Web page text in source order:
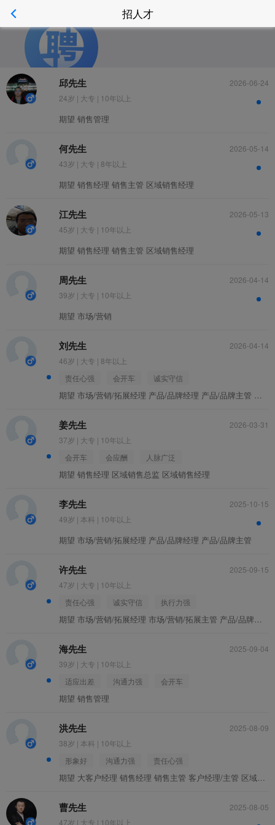
招人才
职位
招聘会
邱先生
2026-06-24
24岁 | 大专 | 10年以上
期望 销售管理
何先生
2026-05-14
43岁 | 大专 | 8年以上
期望 销售经理 销售主管 区域销售经理
江先生
2026-05-13
45岁 | 大专 | 10年以上
期望 销售经理 销售主管 区域销售经理
周先生
2026-04-14
39岁 | 大专 | 10年以上
期望 市场/营销
刘先生
2026-04-14
46岁 | 大专 | 8年以上
责任心强
会开车 诚实守信
期望 市场/营销/拓展经理 产品/品牌经理 产品/品牌主管 促销主管/督导 区域销售经理
姜先生
2026-03-31
37岁 | 大专 | 10年以上
会开车
会应酬 人脉广泛
期望 销售经理 区域销售总监 区域销售经理
李先生
2025-10-15
49岁 | 本科 | 10年以上
期望 市场/营销/拓展经理 产品/品牌经理 产品/品牌主管
许先生
2025-09-15
47岁 | 大专 | 10年以上
责任心强
诚实守信 执行力强
期望 市场/营销/拓展经理 市场/营销/拓展主管 产品/品牌经理 市场通路经理/主管 业务拓展主管/经理
海先生
2025-09-04
39岁 | 大专 | 10年以上
适应出差
沟通力强 会开车
期望 销售管理
洪先生
2025-08-09
38岁 | 本科 | 10年以上
形象好
沟通力强 责任心强
期望 大客户经理 销售经理 销售主管 客户经理/主管 区域销售经理
曹先生
2025-08-05
47岁 | 大专 | 10年以上